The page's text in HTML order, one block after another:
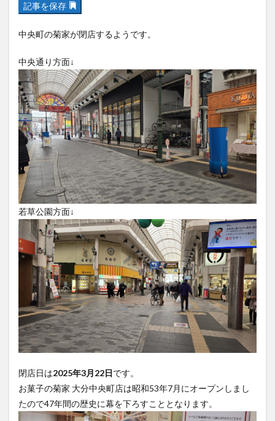
記事を保存
中央町の菊家が閉店するようです。
中央通り方面↓
若草公園方面↓
閉店日は2025年3月22日です。
お菓子の菊家 大分中央町店は昭和53年7月にオープンしまし
たので47年間の歴史に幕を下ろすこととなります。
パン
パーク
ビアガーデン
ビール
ヘルシー
ホーバークラフト
ミヤマキリシマ
ラクテンチ
ラバーダック
ランチ ラーメン
リニューアル
リンクスクエア
レトロ
レンタサイクル
中央町
中津市 中華料理 九重町
休業
佐伯市
佐伯市ランチ 佐賀関
体験レポ
保護猫
催事 公園 冬 初詣
別府
別府市
別府観光 古国府 古墳
古物
古着
国東市
地獄めぐり 城島高原パーク
壁画
夏祭り
外貨両替機
大分みなと祭り
大分グルメ
大分スイーツ
大分ランチ
大分三好ヴァイセアドラー
大分市
大分市美術館
大分県
大分県立美術館 大分空港
大分駅
大分駅近く
大神ファーム
大谷翔平選手
姫島村
子ども教室 子ども服
子育て
庄内町カフェ
府内
明豊
書店 期間限定 本
杵築市